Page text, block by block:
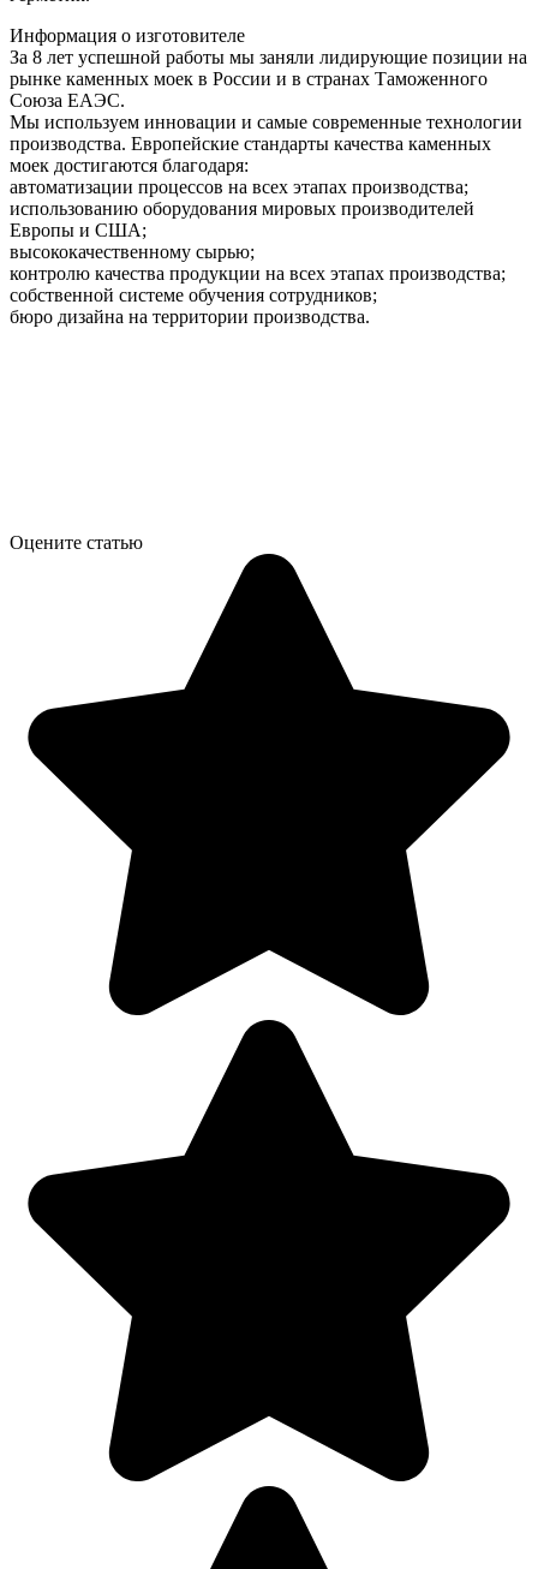
Информация о изготовителе
За 8 лет успешной работы мы заняли лидирующие позиции на
рынке каменных моек в России и в странах Таможенного
Союза ЕАЭС.
Мы используем инновации и самые современные технологии
производства. Европейские стандарты качества каменных
моек достигаются благодаря:
автоматизации процессов на всех этапах производства;
использованию оборудования мировых производителей
Европы и США;
высококачественному сырью;
контролю качества продукции на всех этапах производства;
собственной системе обучения сотрудников;
бюро дизайна на территории производства.
Оцените статью